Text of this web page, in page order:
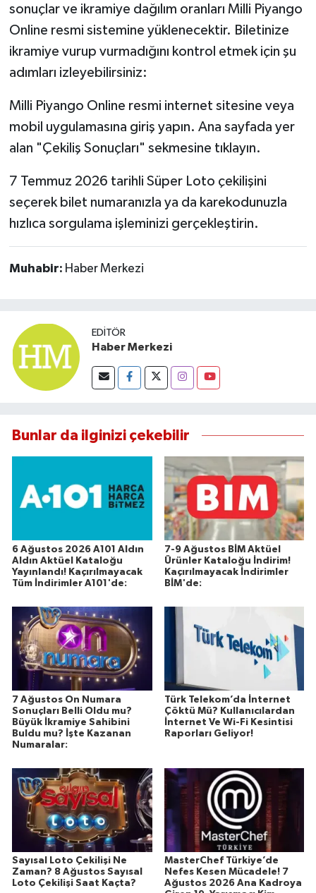
sonuçlar ve ikramiye dağılım oranları Milli Piyango
Online resmi sistemine yüklenecektir. Biletinize
ikramiye vurup vurmadığını kontrol etmek için şu
adımları izleyebilirsiniz:
Milli Piyango Online resmi internet sitesine veya
mobil uygulamasına giriş yapın. Ana sayfada yer
alan "Çekiliş Sonuçları" sekmesine tıklayın.
7 Temmuz 2026 tarihli Süper Loto çekilişini
seçerek bilet numaranızla ya da karekodunuzla
hızlıca sorgulama işleminizi gerçekleştirin.
Muhabir: Haber Merkezi
EDITÖR
Haber Merkezi
Bunlar da ilginizi çekebilir
6 Ağustos 2026 A101 Aldın
Aldın Aktüel Kataloğu
Yayınlandı! Kaçırılmayacak
Tüm İndirimler A101'de:
7-9 Ağustos BİM Aktüel
Ürünler Kataloğu İndirim!
Kaçırılmayacak İndirimler
BİM'de:
7 Ağustos On Numara
Sonuçları Belli Oldu mu?
Büyük İkramiye Sahibini
Buldu mu? İşte Kazanan
Numaralar:
Türk Telekom’da İnternet
Çöktü Mü? Kullanıcılardan
İnternet Ve Wi-Fi Kesintisi
Raporları Geliyor!
Sayısal Loto Çekilişi Ne
Zaman? 8 Ağustos Sayısal
Loto Çekilişi Saat Kaçta?
MasterChef Türkiye’de
Nefes Kesen Mücadele! 7
Ağustos 2026 Ana Kadroya
TEKNOLOJİ
Trend
TÜRKİYE
VİZYONDAKİLER
YAŞAM